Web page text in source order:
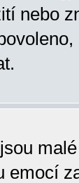
nebo
emocí